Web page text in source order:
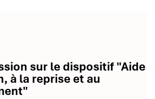
sur le dispositif "Aide
à la reprise et au